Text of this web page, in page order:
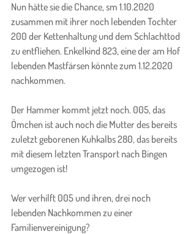
Nun hätte sie die Chance, sm 1.10.2020
zusammen mit ihrer noch lebenden Tochter
200 der Kettenhaltung und dem Schlachttod
zu entfliehen. Enkelkind 823, eine der am Hof
lebenden Mastfärsen könnte zum 1.12.2020
nachkommen.
Der Hammer kommt jetzt noch. 005, das
Ömchen ist auch noch die Mutter des bereits
zuletzt geborenen Kuhkalbs 280, das bereits
mit diesem letzten Transport nach Bingen
umgezogen ist!
Wer verhilft 005 und ihren, drei noch
lebenden Nachkommen zu einer
Familienvereinigung?